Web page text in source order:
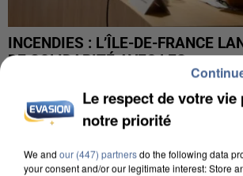
INCENDIES : L’ÎLE-DE-FRANCE
DE SOLIDARITÉ AVEC LES...
Le respect de votre vie
notre priorité
We and our (447) partnersdo the following data
your consent and/or our legitimate interest: Store